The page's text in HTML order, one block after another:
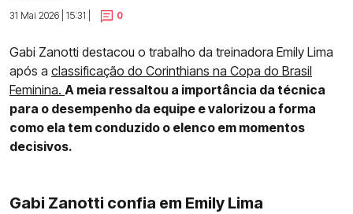
31 Mai 2026 | 15:31 |
0
Gabi Zanotti destacou o trabalho da treinadora Emily Lima
após a classificação do Corinthians na Copa do Brasil
Feminina. A meia ressaltou a importância da técnica
para o desempenho da equipe e valorizou a forma
como ela tem conduzido o elenco em momentos
decisivos.
Gabi Zanotti confia em Emily Lima